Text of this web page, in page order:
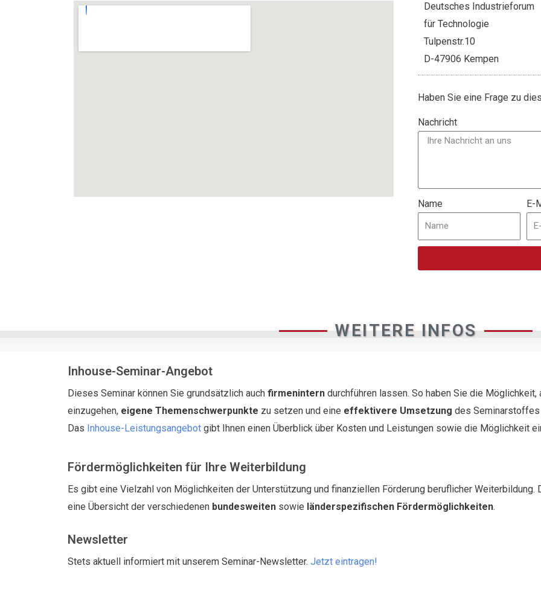
Deutsches Industrieforum
für Technologie
Tulpenstr.10
D-47906 Kempen
Haben Sie eine Frage zu
Nachricht
Name E-
WEITERE INFOS
Inhouse-Seminar-Angebot
Dieses Seminar können Sie grundsätzlich auch firmenintern durchführen lassen. So haben Sie die Möglichkeit,
einzugehen, eigene Themenschwerpunkte zu setzen und eine effektivere Umsetzung des Seminarstoffes
Das Inhouse-Leistungsangebot gibt Ihnen einen Überblick über Kosten und Leistungen sowie die Möglichkeit
Fördermöglichkeiten für Ihre Weiterbildung
Es gibt eine Vielzahl von Möglichkeiten der Unterstützung und finanziellen Förderung beruflicher Weiterbildung.
eine Übersicht der verschiedenen bundesweiten sowie länderspezifischen Fördermöglichkeiten.
Newsletter
Stets aktuell informiert mit unserem Seminar-Newsletter. Jetzt eintragen!